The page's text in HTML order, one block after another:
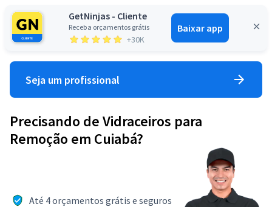
GetNinjas - Cliente
Receba orçamentos grátis
+30K
Baixar app
Entrar
Seja um profissional
Precisando de Vidraceiros para
Remoção em Cuiabá?
Até 4 orçamentos grátis e seguros